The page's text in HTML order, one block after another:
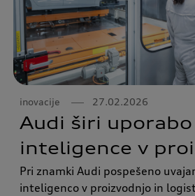
inovacije 27.02.2026
Audi širi
inteligence v
Pri znamki Audi pospešeno
inteligenco v proizvodnjo in